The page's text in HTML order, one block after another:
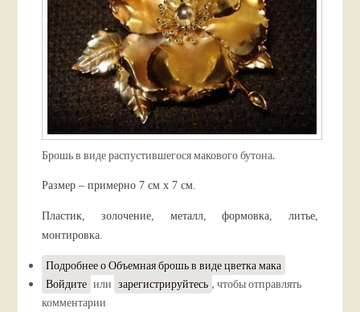
Брошь в виде распустившегося макового бутона.
Размер – примерно 7 см х 7 см.
Пластик, золочение, металл, формовка, литье,
монтировка.
Подробнеео Объемная брошь в виде цветка мака
Войдите или зарегистрируйтесь , чтобы отправлять
комментарии